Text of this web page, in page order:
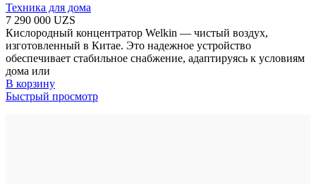
Техника для дома
7 290 000 UZS
Кислородный концентратор Welkin — чистый воздух,
изготовленный в Китае. Это надежное устройство
обеспечивает стабильное снабжение, адаптируясь к условиям
дома или
В корзину
Быстрый просмотр